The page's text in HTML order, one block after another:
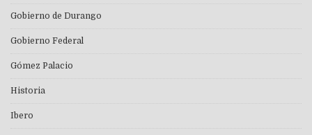
Gobierno de Durango
Gobierno Federal
Gómez Palacio
Historia
Ibero